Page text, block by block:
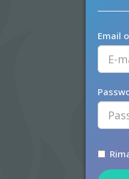
Email